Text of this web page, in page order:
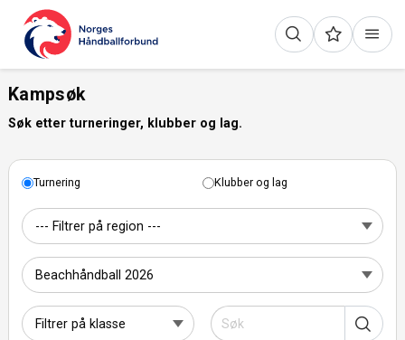
Kampsøk
Søk etter turneringer, klubber og lag.
Turnering Klubber og lag